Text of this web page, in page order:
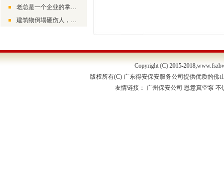
老总是一个企业的掌舵人，其能力和素质都决定着企业未来的发展状况
建筑物倒塌砸伤人，责任应该由谁负责？
Copyright (C) 2015-2018,
版权所有(C) 广东得安保安服务公司提供优质的佛
友情链接： 广州保安公司 恩意真空泵 不